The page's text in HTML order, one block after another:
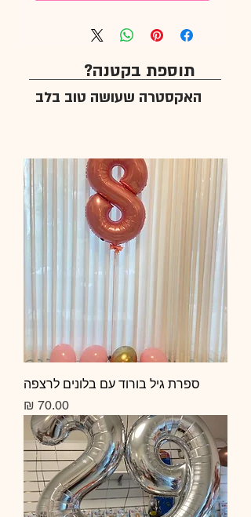
תוספת בקטנה?
האקסטרה שעושה טוב בלב
ספרת גיל בורוד עם בלונים לרצפה
מחיר